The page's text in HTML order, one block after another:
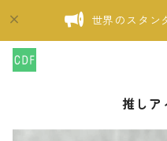
世界のスタン
推しア